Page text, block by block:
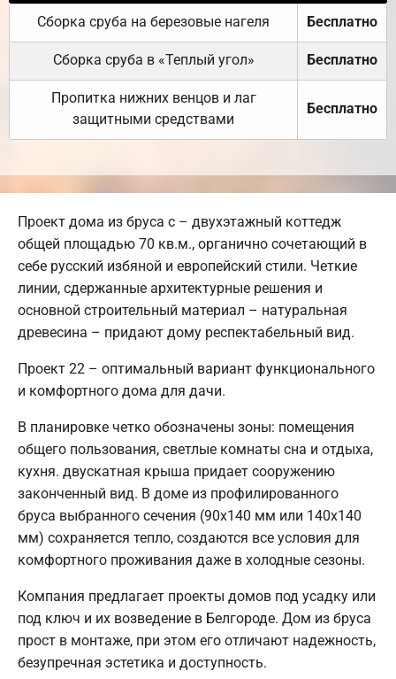
Сборка сруба на березовые нагеля Бесплатно
Сборка сруба в «Теплый угол» Бесплатно
Пропитка нижних венцов и лаг
защитными средствами
Бесплатно
Проект дома из бруса с – двухэтажный коттедж
общей площадью 70 кв.м., органично сочетающий в
себе русский избяной и европейский стили. Четкие
линии, сдержанные архитектурные решения и
основной строительный материал – натуральная
древесина – придают дому респектабельный вид.
Проект 22 – оптимальный вариант функционального
и комфортного дома для дачи.
В планировке четко обозначены зоны: помещения
общего пользования, светлые комнаты сна и отдыха,
кухня. двускатная крыша придает сооружению
законченный вид. В доме из профилированного
бруса выбранного сечения (90х140 мм или 140х140
мм) сохраняется тепло, создаются все условия для
комфортного проживания даже в холодные сезоны.
Компания предлагает проекты домов под усадку или
под ключ и их возведение в Белгороде. Дом из бруса
прост в монтаже, при этом его отличают надежность,
безупречная эстетика и доступность.